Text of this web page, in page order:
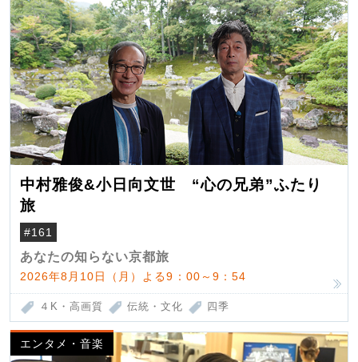
中村雅俊&小日向文世 “心の兄弟”ふたり
旅
#161
あなたの知らない京都旅
2026年8月10日（月）よる9：00～9：54
４K・高画質 伝統・文化 四季
エンタメ・音楽